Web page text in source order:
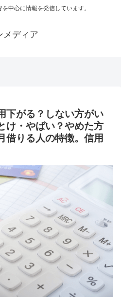
中心に情報を発信しています。
メディア
下がる？しない方がい
け・やばい？やめた方
借りる人の特徴。信用